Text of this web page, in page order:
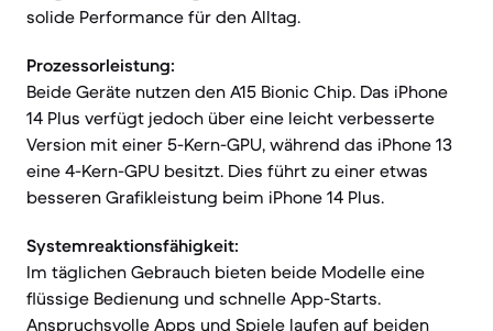
solide Performance für den Alltag.
Prozessorleistung:
Beide Geräte nutzen den A15 Bionic Chip. Das iPhone
14 Plus verfügt jedoch über eine leicht verbesserte
Version mit einer 5-Kern-GPU, während das iPhone 13
eine 4-Kern-GPU besitzt. Dies führt zu einer etwas
besseren Grafikleistung beim iPhone 14 Plus.
Systemreaktionsfähigkeit:
Im täglichen Gebrauch bieten beide Modelle eine
flüssige Bedienung und schnelle App-Starts.
Anspruchsvolle Apps und Spiele laufen auf beiden